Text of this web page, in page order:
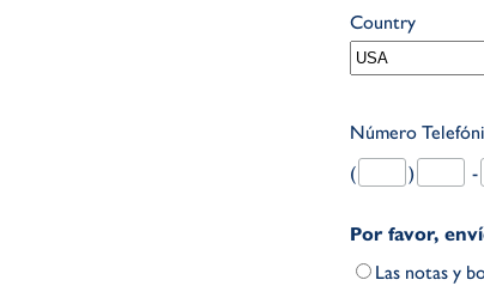
Country
Número
( ) -
Por favor,
Las notas y